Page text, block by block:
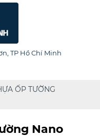
TP Hồ Chí Minh
ỐP TƯỜNG
Nano